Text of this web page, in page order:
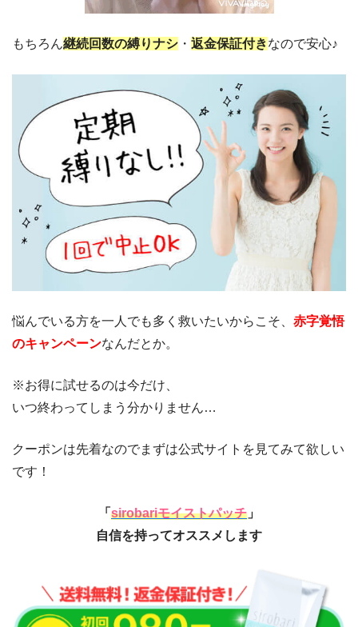
もちろん継続回数の縛りナシ ・ 返金保証付きなので安心♪
悩んでいる方を一人でも多く救いたいからこそ、 赤字覚悟
のキャンペーンなんだとか。
※お得に試せるのは今だけ、
いつ終わってしまう分かりません…
クーポンは先着なのでまずは公式サイトを見てみて欲しい
です！
「 sirobariモイストパッチ 」
自信を持ってオススメします